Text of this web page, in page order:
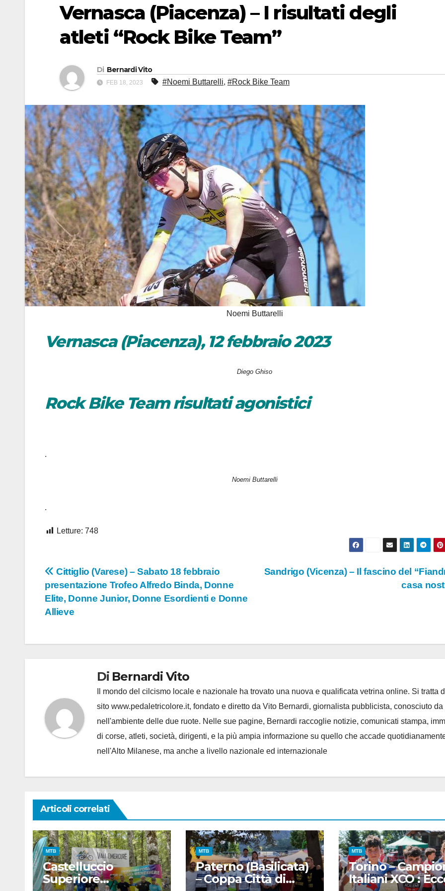
Vernasca (Piacenza) – I risultati degli
atleti “Rock Bike Team”
Di Bernardi Vito
FEB 18, 2023 #Noemi Buttarelli, #Rock Bike Team
Noemi Buttarelli
Vernasca (Piacenza), 12 febbraio 2023
Diego Ghiso
Rock Bike Team risultati agonistici
.
Noemi Buttarelli
.
Letture: 748
Navigazione
articoli
Sandrigo (Vicenza) – Il fascino del
casa
Cittiglio (Varese) – Sabato 18 febbraio
presentazione Trofeo Alfredo Binda, Donne
Elite, Donne Junior, Donne Esordienti e Donne
Allieve
Di Bernardi Vito
Il mondo del cilcismo locale e nazionale ha trovato una nuova e qualificata vetrina online. Si tratta
sito www.pedaletricolore.it, fondato e diretto da Vito Bernardi, giornalista pubblicista, conosciuto da
nell'ambiente delle due ruote. Nelle sue pagine, Bernardi raccoglie notizie, comunicati stampa,
di corse, atleti, società, dirigenti, e la più ampia informazione su quello che accade
nell'Alto Milanese, ma anche a livello nazionale ed internazionale
Articoli correlati
MTB
Castelluccio
Superiore
MTB
Paterno (Basilicata)
– Coppa Città di
MTB
Torino –
Italiani XCO :